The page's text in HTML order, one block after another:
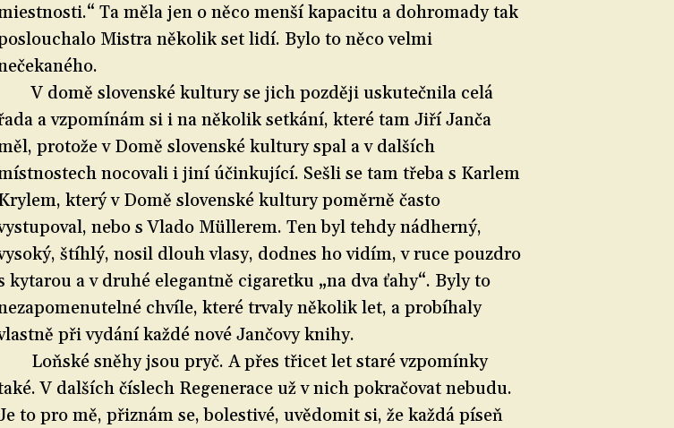
Ta měla jen o něco menší kapacitu a dohromady tak
Mistra několik set lidí. Bylo to něco velmi
V domě slovenské kultury se jich později uskutečnila celá
a vzpomínám si i na několik setkání, které tam Jiří Janča
protože v Domě slovenské kultury spal a v dalších
nocovali i jiní účinkující. Sešli se tam třeba s Karlem
který v Domě slovenské kultury poměrně často
nebo s Vlado Müllerem. Ten byl tehdy nádherný,
štíhlý, nosil dlouh vlasy, dodnes ho vidím, v ruce pouzdro
kytarou a v druhé elegantně cigaretku „na dva ťahy“. Byly to
chvíle, které trvaly několik let, a probíhaly
při vydání každé nové Jančovy knihy.
Loňské sněhy jsou pryč. A přes třicet let staré vzpomínky
V dalších číslech Regenerace už v nich pokračovat nebudu.
to pro mě, přiznám se, bolestivé, uvědomit si, že každá píseň